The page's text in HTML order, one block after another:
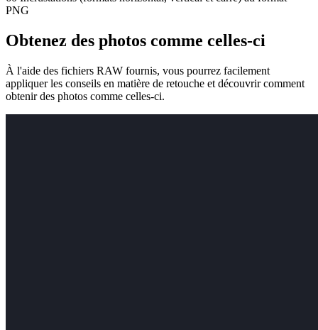
PNG
Obtenez des photos comme celles-ci
À l'aide des fichiers RAW fournis, vous pourrez facilement
appliquer les conseils en matière de retouche et découvrir comment
obtenir des photos comme celles-ci.